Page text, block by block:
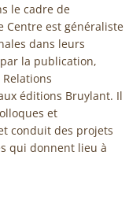
le cadre de
Centre est généraliste
dans leurs
la publication,
éditions Bruylant. Il
et
conduit des projets
qui donnent lieu à